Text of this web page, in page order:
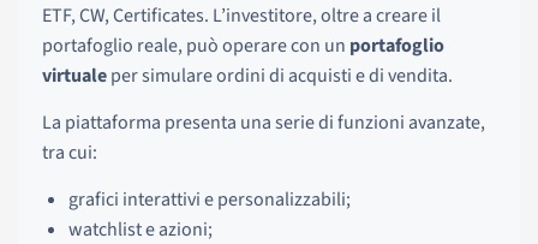
ETF, CW, Certificates. L’investitore, oltre a creare il
portafoglio reale, può operare con un portafoglio
virtualeper simulare ordini di acquisti e di vendita.
La piattaforma presenta una serie di funzioni avanzate,
tra cui:
grafici interattivi e personalizzabili;
watchlist e azioni;